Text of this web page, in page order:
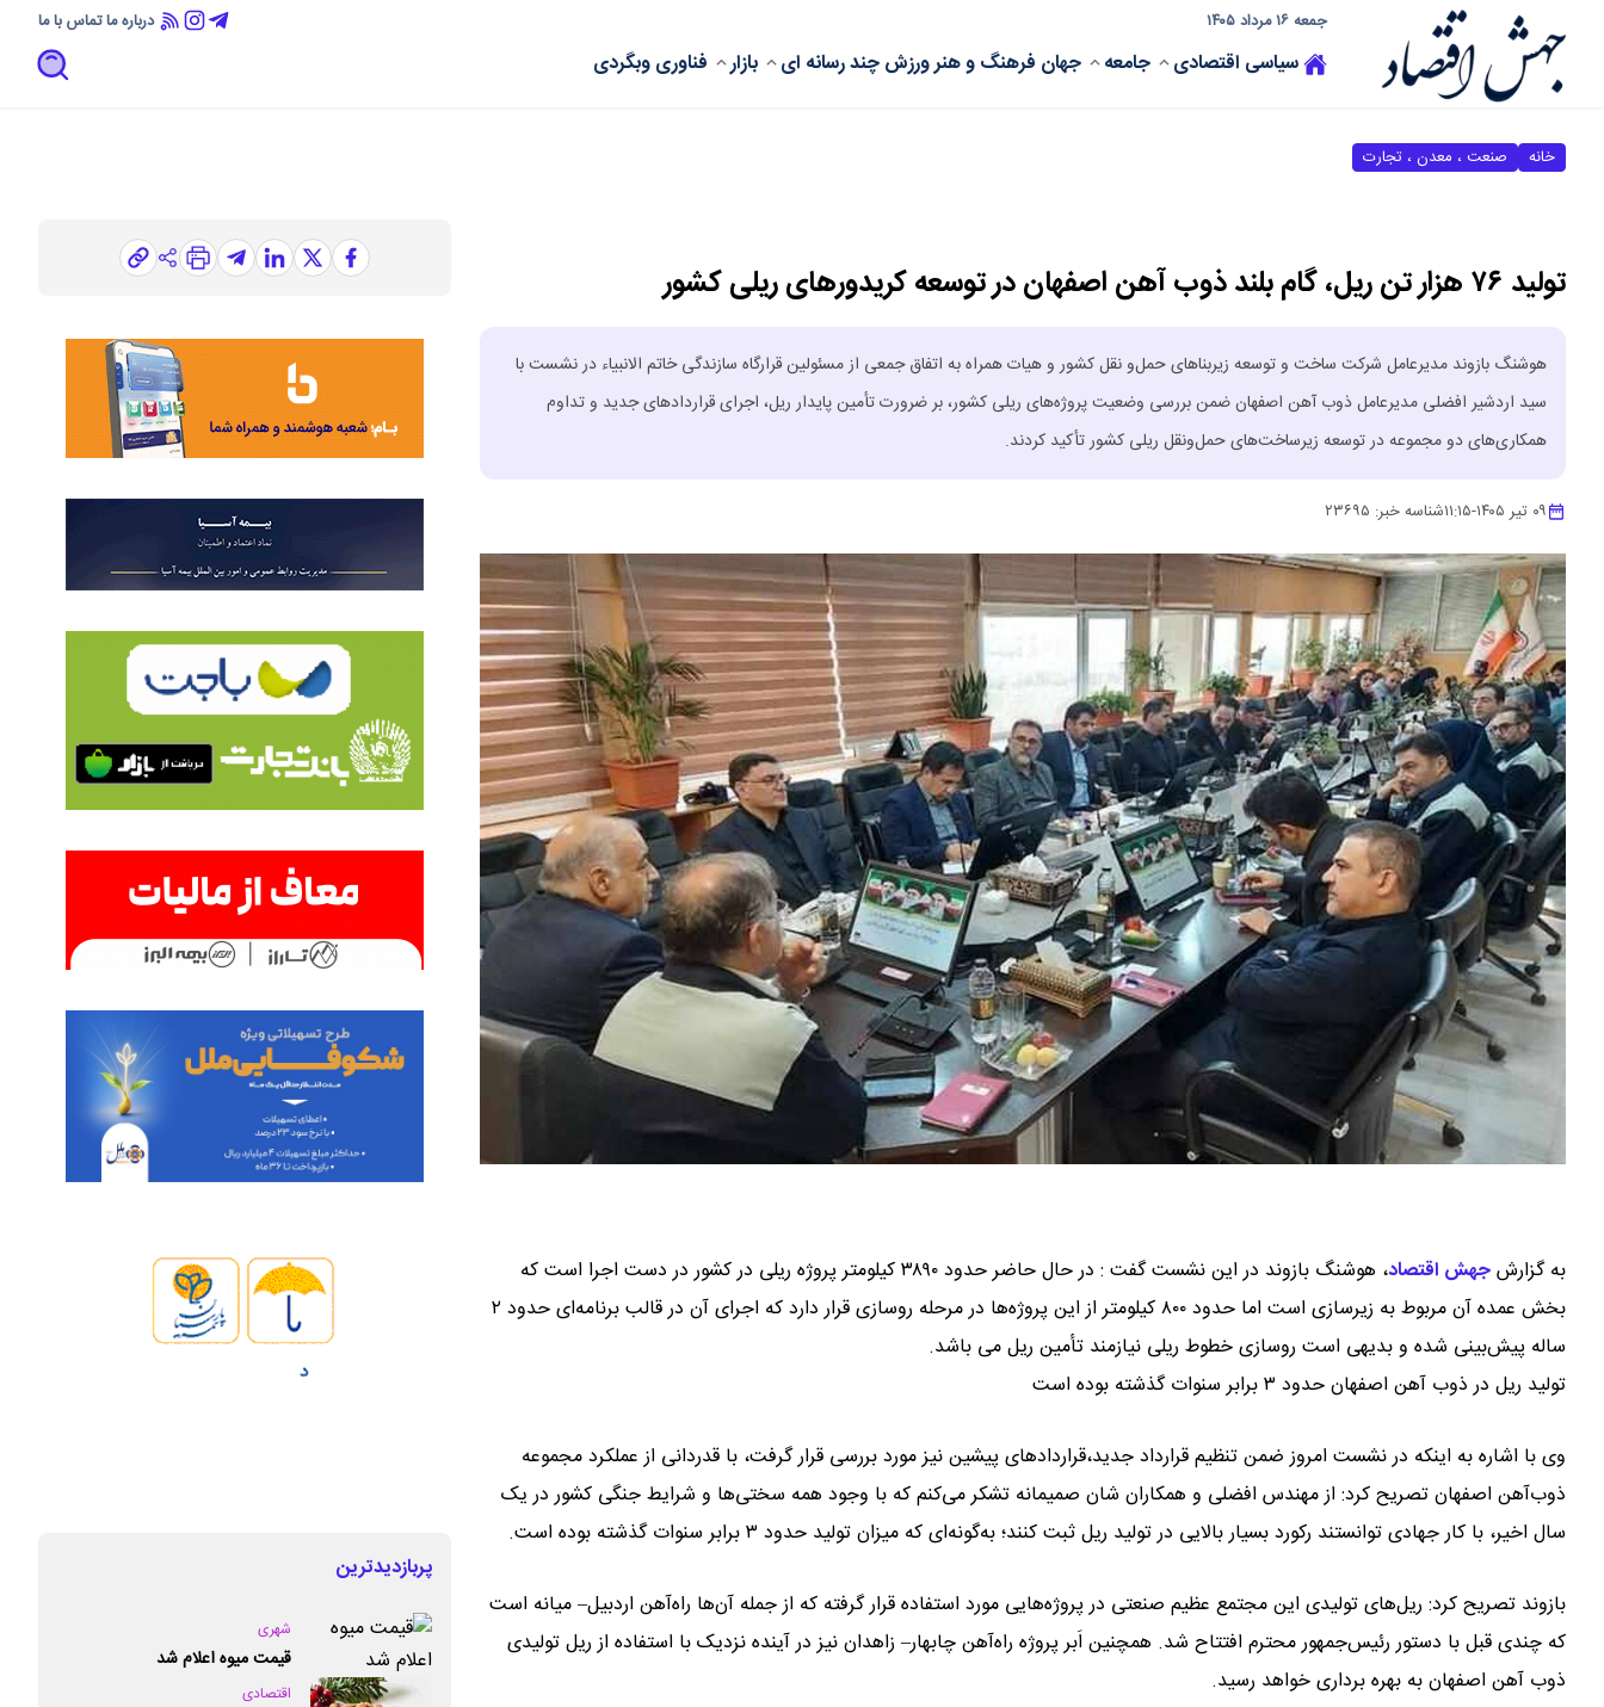
جمعه ۱۶ مرداد ۱۴۰۵ درباره ماتماس با ما
سیاسی اقتصادی جامعه جهان فرهنگ و هنرورزشچند رسانه ای بازار فناوریوبگردی
خانه صنعت ، معدن ، تجارت
تولید ۷۶ هزار تن ریل، گام بلند ذوب آهن اصفهان در توسعه کریدورهای ریلی کشور
هوشنگ بازوند مدیرعامل شرکت ساخت و توسعه زیربناهای حمل‌و نقل کشور و هیات همراه به اتفاق جمعی از مسئولین قرارگاه سازندگی خاتم الانبیاء در نشست با
سید اردشیر افضلی مدیرعامل ذوب آهن اصفهان ضمن بررسی وضعیت پروژه‌های ریلی کشور، بر ضرورت تأمین پایدار ریل، اجرای قراردادهای جدید و تداوم
همکاری‌های دو مجموعه در توسعه زیرساخت‌های حمل‌ونقل ریلی کشور تأکید کردند.
۰۹ تیر ۱۴۰۵ -۱۱:۱۵شناسه خبر: ۲۳۶۹۵
به گزارشجهش اقتصاد،
هوشنگ بازوند در این نشست گفت : در حال حاضر حدود ۳۸۹۰ کیلومتر پروژه ریلی در کشور در دست اجرا است که
بخش عمده آن مربوط به زیرسازی است اما حدود ۸۰۰ کیلومتر از این پروژه‌ها در مرحله روسازی قرار دارد که اجرای آن در قالب برنامه‌ای حدود ۲
ساله پیش‌بینی شده و بدیهی است روسازی خطوط ریلی نیازمند تأمین ریل می باشد.
تولید ریل در ذوب آهن اصفهان حدود ۳ برابر سنوات گذشته بوده است
وی با اشاره به اینکه در نشست امروز ضمن تنظیم قرارداد جدید،قراردادهای پیشین نیز مورد بررسی قرار گرفت، با قدردانی از عملکرد مجموعه
ذوب‌آهن اصفهان تصریح کرد: از مهندس افضلی و همکاران شان صمیمانه تشکر می‌کنم که با وجود همه سختی‌ها و شرایط جنگی کشور در یک
سال اخیر، با کار جهادی توانستند رکورد بسیار بالایی در تولید ریل ثبت کنند؛ به‌گونه‌ای که میزان تولید حدود ۳ برابر سنوات گذشته بوده است.
بازوند تصریح کرد: ریل‌های تولیدی این مجتمع عظیم صنعتی در پروژه‌هایی مورد استفاده قرار گرفته که از جمله آن‌ها راه‌آهن اردبیل– میانه است
که چندی قبل با دستور رئیس‌جمهور محترم افتتاح شد. همچنین اَبر پروژه راه‌آهن چابهار– زاهدان نیز در آینده نزدیک با استفاده از ریل تولیدی
ذوب آهن اصفهان به بهره برداری خواهد رسید.
پربازدیدترین
شهری
قیمت میوه اعلام شد
اقتصادی